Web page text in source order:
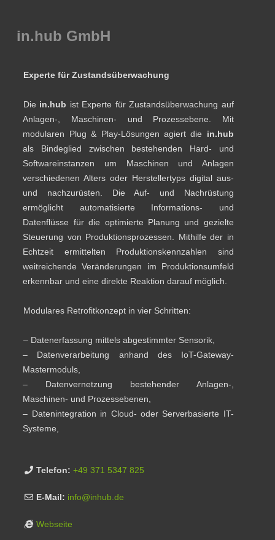
in.hub GmbH
Experte für Zustandsüberwachung
Die in.hub ist Experte für Zustandsüberwachung auf
Anlagen-, Maschinen- und Prozessebene. Mit
modularen Plug & Play-Lösungen agiert die in.hub
als Bindeglied zwischen bestehenden Hard- und
Softwareinstanzen um Maschinen und Anlagen
verschiedenen Alters oder Herstellertyps digital aus-
und nachzurüsten. Die Auf- und Nachrüstung
ermöglicht automatisierte Informations- und
Datenflüsse für die optimierte Planung und gezielte
Steuerung von Produktionsprozessen. Mithilfe der in
Echtzeit ermittelten Produktionskennzahlen sind
weitreichende Veränderungen im Produktionsumfeld
erkennbar und eine direkte Reaktion darauf möglich.
Modulares Retrofitkonzept in vier Schritten:
– Datenerfassung mittels abgestimmter Sensorik,
– Datenverarbeitung anhand des IoT-Gateway-
Mastermoduls,
– Datenvernetzung bestehender Anlagen-,
Maschinen- und Prozessebenen,
– Datenintegration in Cloud- oder Serverbasierte IT-
Systeme,
Telefon:+49 371 5347 825
E-Mail: info@inhub.de
Webseite